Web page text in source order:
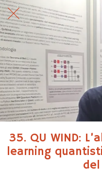
35. QU WIND:
learning